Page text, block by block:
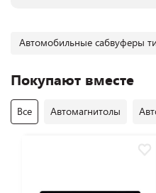
Автомобильные сабвуферы
Покупают вместе
Все Автомагнитолы